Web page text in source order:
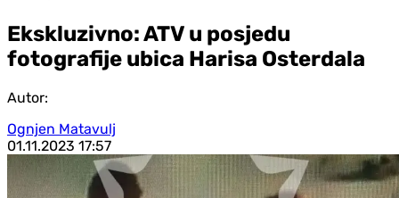
Ekskluzivno: ATV u posjedu
fotografije ubica Harisa Osterdala
Autor:
Ognjen Matavulj
01.11.2023 17:57